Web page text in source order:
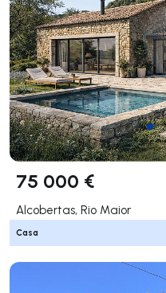
75 000 €
Alcobertas, Rio Maior
Casa